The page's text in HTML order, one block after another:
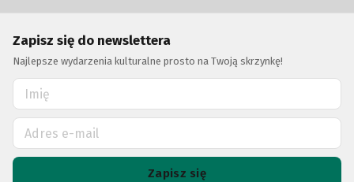
Zapisz się do newslettera
Najlepsze wydarzenia kulturalne prosto na Twoją skrzynkę!
Zapisz się